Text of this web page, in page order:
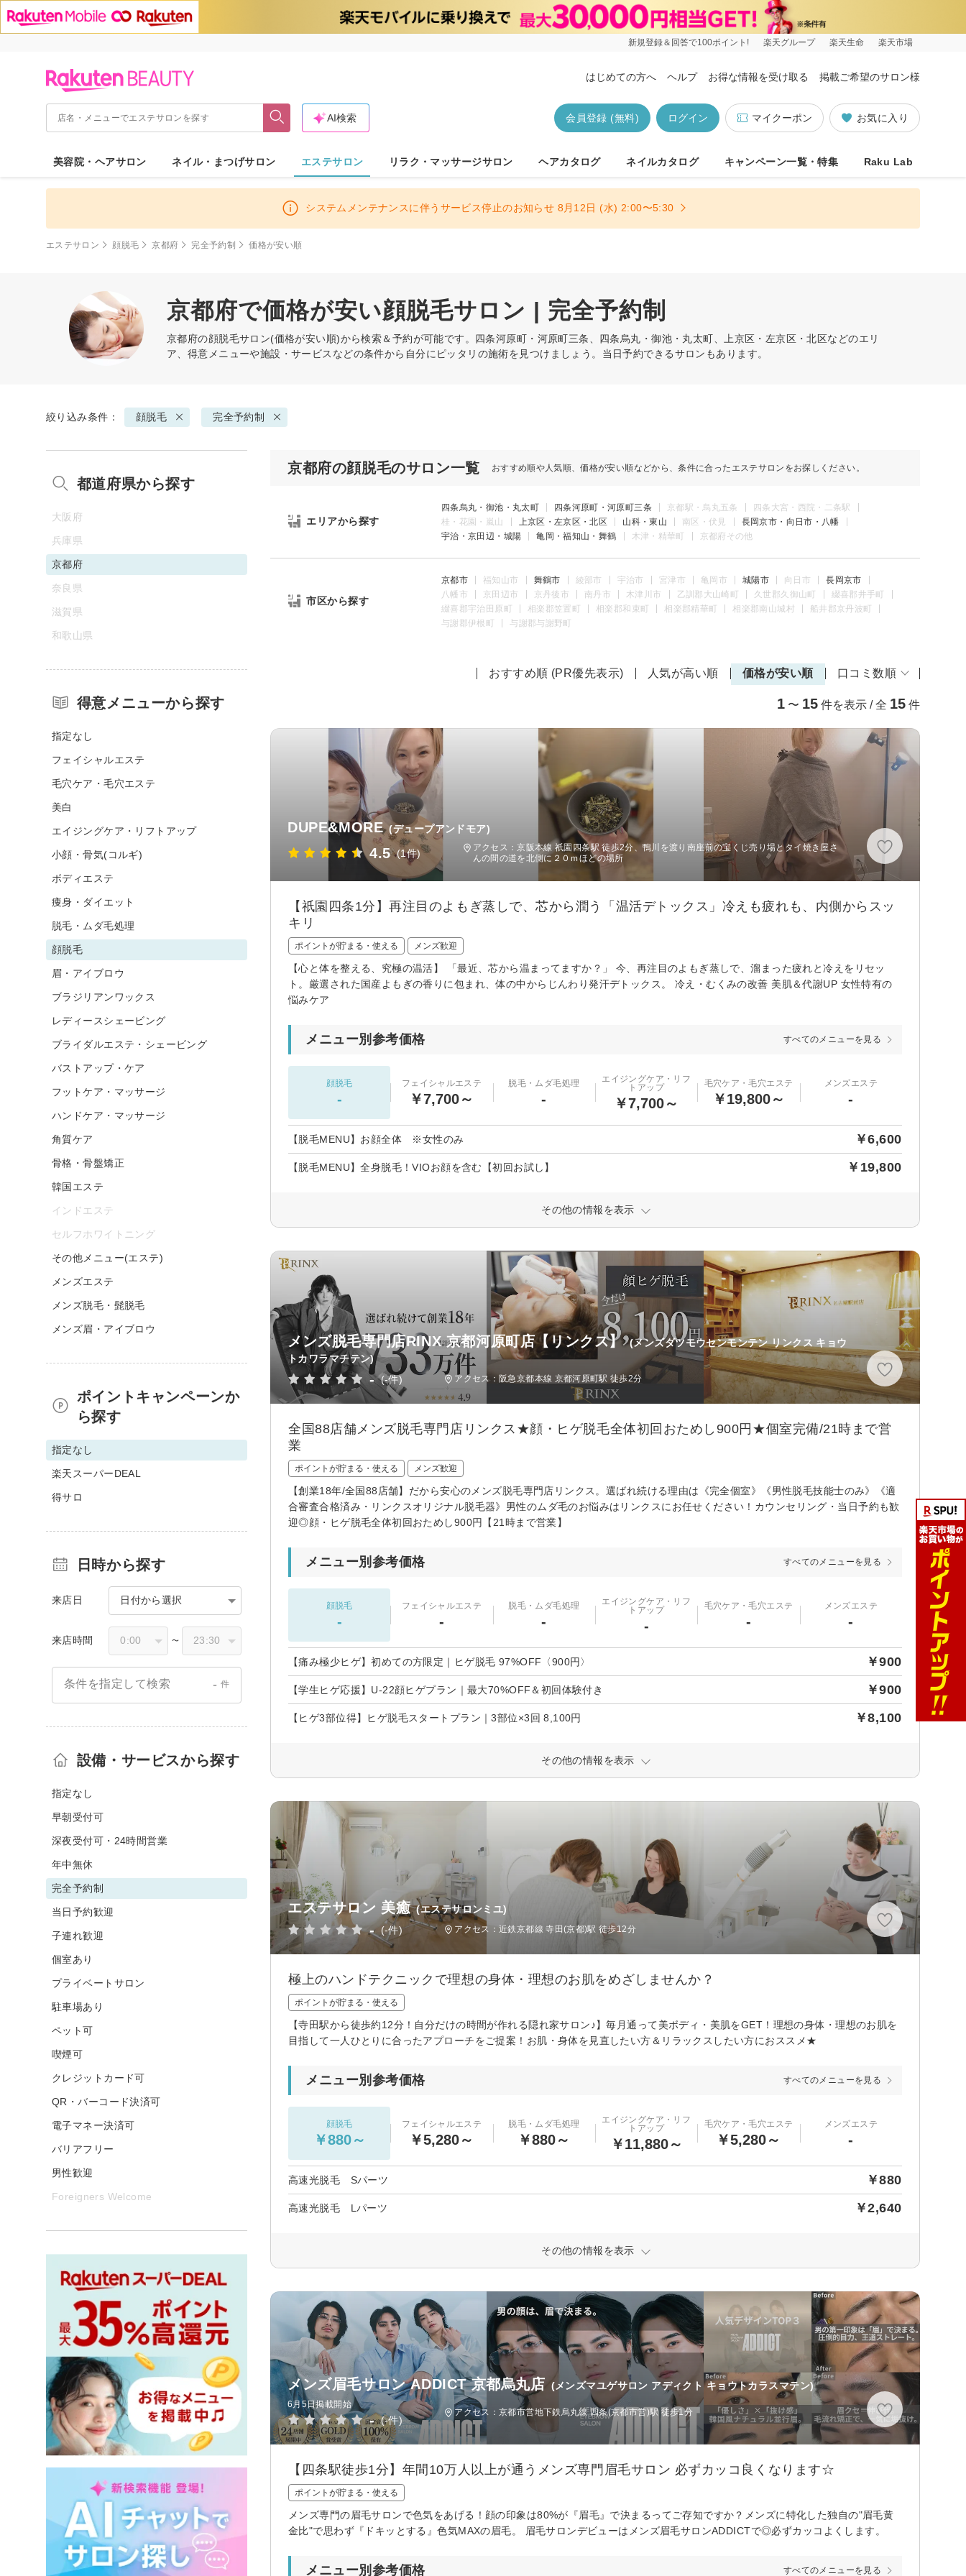
新規登録＆回答で100ポイント! 楽天グループ 楽天生命 楽天市場
はじめての方へ ヘルプ お得な情報を受け取る 掲載ご希望のサロン様
お気に入り
マイクーポン
ログイン
会員登録 (無料)
AI検索
美容院・ヘアサロン ネイル・まつげサロン エステサロン リラク・マッサージサロン ヘアカタログ ネイルカタログ キャンペーン一覧・特集 Raku Lab
システムメンテナンスに伴うサービス停止のお知らせ 8月12日 (水) 2:00〜5:30
エステサロン 顔脱毛 京都府 完全予約制 価格が安い順
京都府で価格が安い顔脱毛サロン | 完全予約制
京都府の顔脱毛サロン(価格が安い順)から検索＆予約が可能です。四条河原町・河原町三条、四条烏丸・御池・丸太町、上京区・左京区・北区などのエリ
ア、得意メニューや施設・サービスなどの条件から自分にピッタリの施術を見つけましょう。当日予約できるサロンもあります。
絞り込み条件： 顔脱毛 完全予約制
京都府の顔脱毛のサロン一覧 おすすめ順や人気順、価格が安い順などから、条件に合ったエステサロンをお探しください。
エリアから探す
四条烏丸・御池・丸太町 四条河原町・河原町三条 京都駅・烏丸五条
四条大宮・西院・二条駅
桂・花園・嵐山
上京区・左京区・北区 山科・東山 南区・伏見
長岡京市・向日市・八幡
宇治・京田辺・城陽
亀岡・福知山・舞鶴 木津・精華町 京都府その他
市区から探す
京都市 福知山市 舞鶴市 綾部市 宇治市 宮津市 亀岡市 城陽市 向日市
長岡京市
八幡市
京田辺市 京丹後市 南丹市 木津川市 乙訓郡大山崎町 久世郡久御山町
綴喜郡井手町
綴喜郡宇治田原町
相楽郡笠置町 相楽郡和束町 相楽郡精華町 相楽郡南山城村
船井郡京丹波町
与謝郡伊根町
与謝郡与謝野町
おすすめ順 (PR優先表示) 人気が高い順 価格が安い順 口コミ数順
1 〜 15 件を表示 / 全 15 件
DUPE&MORE (デュープアンドモア)
4.5 (1件)
アクセス：京阪本線 祇園四条駅 徒歩2分、鴨川を渡り南座前の宝くじ売り場とタイ焼き屋さ
んの間の道を北側に２０ｍほどの場所
【祇園四条1分】再注目のよもぎ蒸しで、芯から潤う「温活デトックス」冷えも疲れも、内側からスッ
キリ
ポイントが貯まる・使える メンズ歓迎
【心と体を整える、究極の温活】 「最近、芯から温まってますか？」 今、再注目のよもぎ蒸しで、溜まった疲れと冷えをリセッ
ト。厳選された国産よもぎの香りに包まれ、体の中からじんわり発汗デトックス。 冷え・むくみの改善 美肌＆代謝UP 女性特有の
悩みケア
メニュー別参考価格 すべてのメニューを見る
顔脱毛
-
フェイシャルエステ
￥7,700～
脱毛・ムダ毛処理
-
エイジングケア・リフ
トアップ
￥7,700～
毛穴ケア・毛穴エステ
￥19,800～
メンズエステ
-
【脱毛MENU】お顔全体 ※女性のみ ￥6,600
【脱毛MENU】全身脱毛！VIOお顔を含む【初回お試し】 ￥19,800
その他の情報を表示
メンズ脱毛専門店RINX 京都河原町店【リンクス】 (メンズダツモウセンモンテン リンクス キョウ
トカワラマチテン)
- (-件) アクセス：阪急京都本線 京都河原町駅 徒歩2分
全国88店舗メンズ脱毛専門店リンクス★顔・ヒゲ脱毛全体初回おためし900円★個室完備/21時まで営
業
ポイントが貯まる・使える メンズ歓迎
【創業18年/全国88店舗】だから安心のメンズ脱毛専門店リンクス。選ばれ続ける理由は《完全個室》《男性脱毛技能士のみ》《適
合審査合格済み・リンクスオリジナル脱毛器》男性のムダ毛のお悩みはリンクスにお任せください！カウンセリング・当日予約も歓
迎◎顔・ヒゲ脱毛全体初回おためし900円【21時まで営業】
メニュー別参考価格 すべてのメニューを見る
顔脱毛
-
フェイシャルエステ
-
脱毛・ムダ毛処理
-
エイジングケア・リフ
トアップ
-
毛穴ケア・毛穴エステ
-
メンズエステ
-
【痛み極少ヒゲ】初めての方限定｜ヒゲ脱毛 97%OFF〈900円〉 ￥900
【学生ヒゲ応援】U-22顔ヒゲプラン｜最大70%OFF＆初回体験付き ￥900
【ヒゲ3部位得】ヒゲ脱毛スタートプラン｜3部位×3回 8,100円 ￥8,100
その他の情報を表示
エステサロン 美癒 (エステサロンミユ)
- (-件) アクセス：近鉄京都線 寺田(京都)駅 徒歩12分
極上のハンドテクニックで理想の身体・理想のお肌をめざしませんか？
ポイントが貯まる・使える
【寺田駅から徒歩約12分！自分だけの時間が作れる隠れ家サロン♪】毎月通って美ボディ・美肌をGET！理想の身体・理想のお肌を
目指して一人ひとりに合ったアプローチをご提案！お肌・身体を見直したい方＆リラックスしたい方におススメ★
メニュー別参考価格 すべてのメニューを見る
顔脱毛
￥880～
フェイシャルエステ
￥5,280～
脱毛・ムダ毛処理
￥880～
エイジングケア・リフ
トアップ
￥11,880～
毛穴ケア・毛穴エステ
￥5,280～
メンズエステ
-
高速光脱毛 Sパーツ ￥880
高速光脱毛 Lパーツ ￥2,640
その他の情報を表示
メンズ眉毛サロン ADDICT 京都烏丸店 (メンズマユゲサロン アディクト キョウトカラスマテン)
6月5日掲載開始
- (-件)
アクセス：京都市営地下鉄烏丸線 四条(京都市営)駅 徒歩1分
【四条駅徒歩1分】年間10万人以上が通うメンズ専門眉毛サロン 必ずカッコ良くなります☆
ポイントが貯まる・使える
メンズ専門の眉毛サロンで色気をあげる！顔の印象は80%が『眉毛』で決まるってご存知ですか？メンズに特化した独自の"眉毛黄
金比"で思わず『ドキッとする』色気MAXの眉毛。 眉毛サロンデビューはメンズ眉毛サロンADDICTで◎必ずカッコよくします。
メニュー別参考価格 すべてのメニューを見る
都道府県から探す
大阪府
兵庫県
京都府
奈良県
滋賀県
和歌山県
得意メニューから探す
指定なし
フェイシャルエステ
毛穴ケア・毛穴エステ
美白
エイジングケア・リフトアップ
小顔・骨気(コルギ)
ボディエステ
痩身・ダイエット
脱毛・ムダ毛処理
顔脱毛
眉・アイブロウ
ブラジリアンワックス
レディースシェービング
ブライダルエステ・シェービング
バストアップ・ケア
フットケア・マッサージ
ハンドケア・マッサージ
角質ケア
骨格・骨盤矯正
韓国エステ
インドエステ
セルフホワイトニング
その他メニュー(エステ)
メンズエステ
メンズ脱毛・髭脱毛
メンズ眉・アイブロウ
ポイントキャンペーンか
ら探す
指定なし
楽天スーパーDEAL
得サロ
日時から探す
来店日 日付から選択
来店時間 〜
条件を指定して検索 - 件
設備・サービスから探す
指定なし
早朝受付可
深夜受付可・24時間営業
年中無休
完全予約制
当日予約歓迎
子連れ歓迎
個室あり
プライベートサロン
駐車場あり
ペット可
喫煙可
クレジットカード可
QR・バーコード決済可
電子マネー決済可
バリアフリー
男性歓迎
Foreigners Welcome